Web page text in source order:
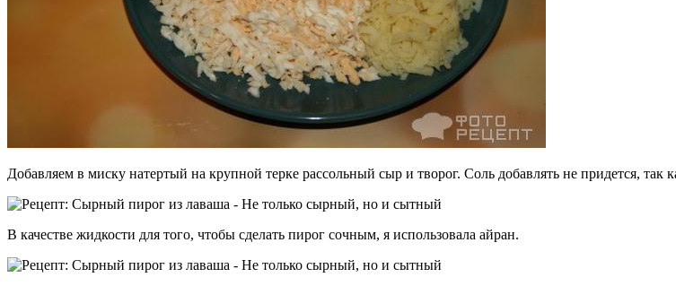
Добавляем в миску натертый на крупной терке рассольный сыр и творог. Соль добавлять не придется, так
В качестве жидкости для того, чтобы сделать пирог сочным, я использовала айран.